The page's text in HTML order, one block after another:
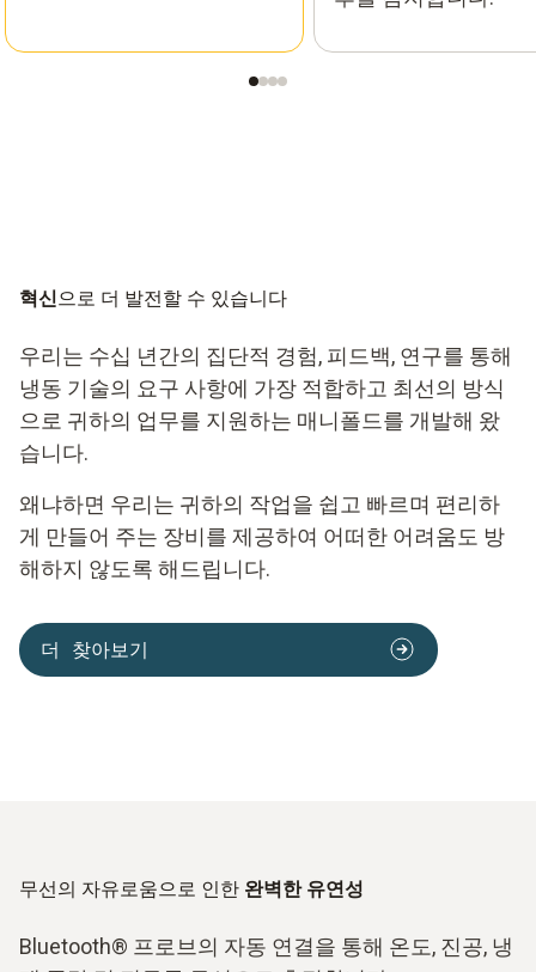
혁신 으로 더 발전할 수 있습니다
우리는 수십 년간의 집단적 경험, 피드백, 연구를 통해
냉동 기술의 요구 사항에 가장 적합하고 최선의 방식
으로 귀하의 업무를 지원하는 매니폴드를 개발해 왔
습니다.
왜냐하면 우리는 귀하의 작업을 쉽고 빠르며 편리하
게 만들어 주는 장비를 제공하여 어떠한 어려움도 방
해하지 않도록 해드립니다.
더 찾아보기
무선의 자유로움으로 인한 완벽한 유연성
Bluetooth® 프로브의 자동 연결을 통해 온도, 진공, 냉